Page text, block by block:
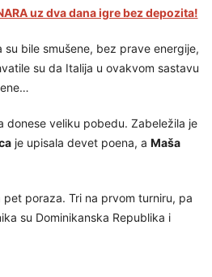
uz dva dana igre bez depozita!
bile smušene, bez prave energije,
su da Italija u ovakvom sastavu
donese veliku pobedu. Zabeležila je
je upisala devet poena, a Maša
poraza. Tri na prvom turniru, pa
su Dominikanska Republika i